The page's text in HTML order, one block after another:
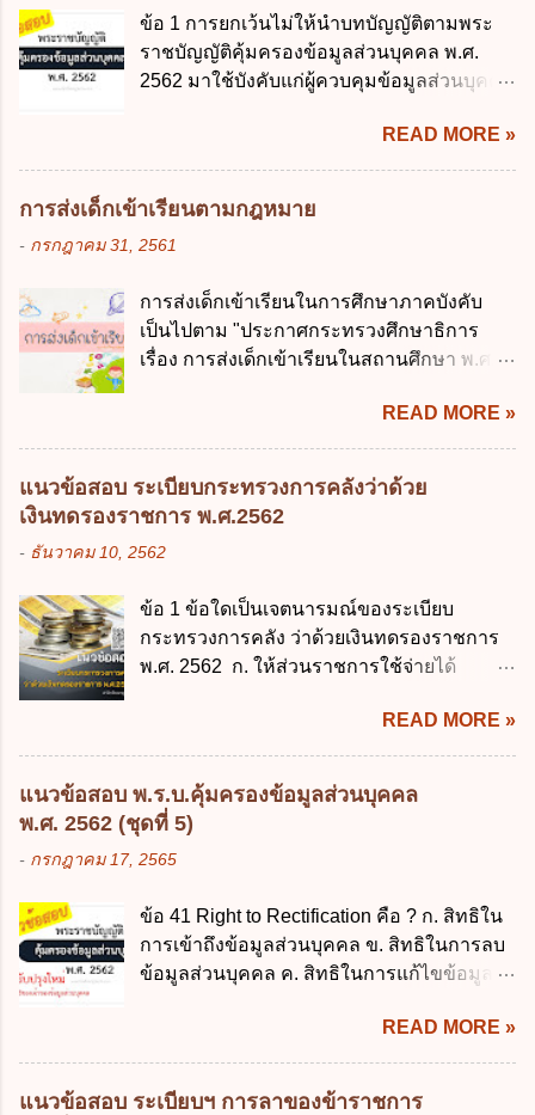
ประกอบการพิจารณาในเรื่องต่อไปนี้ ยกเว้น
ข้อใด ก. การจัดเก็บหรือหารายได้ ข. การ
จัดสรรงบประมาณรายจ่าย ค. การจัดทำงบ
ดิจิทัลอย่างคุ้มค่าและเต็มศักยภาพ ข. พัฒนา
โครงสร้างพื้นฐานด้านดิจิทัลที่จำเป็นให้เป็นไป
ตามมาตรฐานสากล ค. พัฒนาการเชื่อมโยง
จ่ายงบประมาณให้เกิดความคุ้มค่าและเป็นไป
ตามเป้าหมาย ข้อ 3 ข้อใดกล่าวได้ถูกต้องที่สุด
เกี่ยวกับ "แผนพัฒนารัฐบาลดิจิทัล" ก. เป็นธร
รับผิดชอบในการบริหารจัดการข้อมูลของ
หน่วยงานของรัฐ ง. กำหนดกรอบและทิศทาง
การบริหารงานภาครัฐและการจัดทำบริการ
พัฒนารัฐบาลดิจิทัลโดยตำแหน่ง ม...
ข้อ 1 การยกเว้นไม่ให้นำบทบัญญัติตามพระ
ราชบัญญัติคุ้มครองข้อมูลส่วนบุคคล พ.ศ.
2562 มาใช้บังคับแก่ผู้ควบคุมข้อมูลส่วนบุคคล
ข. พระราชกำหนด ค. พระราชกฤษฎีกา ง. กฎ
กระทรวง ข้อ 2 กฎหมายตามข้อ 1 กำหนด
หน่วยงานและกิจการใดที่ผู้ควบคุมข้อมูลส่วน
บุคคลไม่อยู่ในบังคับพระราชบัญญัติคุ้มครอง
ข้อมูลส่วนบุคคล พ.ศ. 2562 ก. หน่วยงานของ
ด้านความบันเทิงและนันทนาการ ง. ถูกทุกข้อ
ข้อ 3 โดยหลัก ทั่วไป พระราชบัญญัติคุ้มครอง
ข้อมูลส่วนบุคคล พ.ศ. 2562 ใช้บังคับตั้งแต่วัน
2562 ค. 28 พฤษภาคม 2562 ง. 29
พฤษภาคม 2562 ข้อ 4 "บุคคลหรือนิติบุคคล
ซึ่งมีอำนาจหน้าที่ตัดสินใจเกี่ยวกับการเก็บ
รวบรวม ใช้ หรือเปิดเผยข้อมูลส่วนบุคคล" คือ
พนักงานเจ้าหน้าที่ ง. ไม่มีข้อใดถูกต้อง ข้อ 5 ผู้
มีอำนาจแต่งตั้งพนักงานเจ้าหน้าที่ตามพระ
ราชบัญญัติคุ้มครองข้อมูลส่วนบุคคล พ.ศ.
READ MORE »
การส่งเด็กเข้าเรียนตามกฎหมาย
- กรกฎาคม 31, 2561
การส่งเด็กเข้าเรียนในการศึกษาภาคบังคับ
เป็นไปตาม "ประกาศกระทรวงศึกษาธิการ
เรื่อง การส่งเด็กเข้าเรียนในสถานศึกษา พ.ศ.
เรื่อง หลักเกณฑ์และวิธีการปฏิบัติสำหรับผู้ที่
มิใช่ผู้ปกครองซึ่งมีเด็กที่มีอายุในเกณฑ์การ
ศึกษาภาคบังคับอาศัยอยู่" ออกตามความใน
มีสาระสำคัญดังนี้ 1. คำว่า "เด็ก" หมายถึง เด็ก
เว้นแต่เด็กที่สอบได้ชั้นปีที่ 9 ของการศึกษา
ภาคบังคับแล้ว 2. ผู้ปกครอง คือ 2.1 บิดา
มารดา 2.2 บิดาหรือมารดา ซึ่งเป็นผู้ใช้
กฎหมายแพ่งและพาณิชย์ 2.4 บุคคลที่เด็ก
อยู่ด้วยเป็นประจำหรือที่เด็กอยู่รับใช้การงาน
3. ผู้ปกครองดังกล่าว มีหน้าที่ ส่งเด็กเข้าเรียน
ในสถานศึกษาในวันแรกของการเปิดเรียนภาค
การเปิดเรียนภาคต้น ถ้าสถานศึกษายังมิไ...
READ MORE »
แนวข้อสอบ ระเบียบกระทรวงการคลังว่าด้วย
เงินทดรองราชการ พ.ศ.2562
- ธันวาคม 10, 2562
ข้อ 1 ข้อใดเป็นเจตนารมณ์ของระเบียบ
กระทรวงการคลัง ว่าด้วยเงินทดรองราชการ
พ.ศ. 2562 ก. ให้ส่วนราชการใช้จ่ายได้
ส่วนราชการมีเงินทดรองราชการเพื่อรองจ่าย
ตามข้อผูกพันในการกู้เงินจากต่างประเทศ ค.
รองรับการปฏิบัติงานด้านการเงินการคลังตาม
นโยบาย New GFMIS Thai ง. สนับสนุนการให้
ความช่วยเหลือในกรณีจำเป็นเร่งด่วนที่ไม่
สามารถรอการเบิกเงินจากงบประมาณได้ ข้อ
ราชการ พ.ศ. 2562 ออกโดยอาศัยกฎหมาย
แม่บทใด ก. พระราชบัญญัติวิธีการงบ
ประมาณ พ.ศ. 2561 ข. พระราชบัญญัติวินัย
บัญญัติเงินคงคลัง พ.ศ. 2491 ง. ระเบียบ
กระทรวงการคลัง ว่าด้วยการเบิกเงินจากคลัง
การรับเงิน การจ่ายเงิน การเก็บรักษาเงิน และ
READ MORE »
แนวข้อสอบ พ.ร.บ.คุ้มครองข้อมูลส่วนบุคคล
พ.ศ. 2562 (ชุดที่ 5)
- กรกฎาคม 17, 2565
ข้อ 41 Right to Rectification คือ ? ก. สิทธิใน
การเข้าถึงข้อมูลส่วนบุคคล ข. สิทธิในการลบ
ข้อมูลส่วนบุคคล ค. สิทธิในการแก้ไขข้อมูล
การประมวลผลข้อมูลส่วนบุคคล ข้อ 42 ผู้
ควบคุมข้อมูลส่วนบุคคลต้องแก้ไขข้อมูลส่วน
บุคคลตามหลักการข้อใด ก. ถูกต้อง เป็น
READ MORE »
แนวข้อสอบ ระเบียบฯ การลาของข้าราชการ